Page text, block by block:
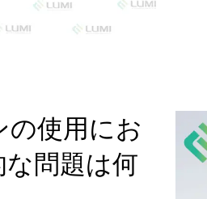
使用にお
問題は何